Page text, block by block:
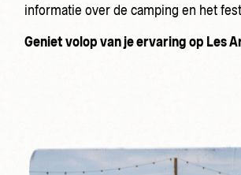
informatie over de camping en het
Geniet volop van je ervaring op Les